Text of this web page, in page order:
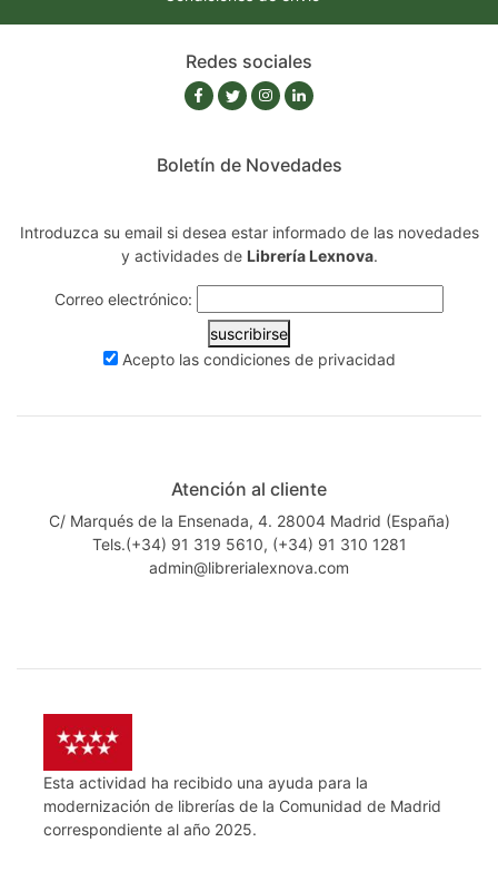
Redes sociales
Boletín de Novedades
Introduzca su email si desea estar informado de las novedades
y actividades de Librería Lexnova.
Correo electrónico:
suscribirse
Acepto las condiciones de privacidad
Atención al cliente
C/ Marqués de la Ensenada, 4. 28004 Madrid (España)
Tels.(+34) 91 319 5610, (+34) 91 310 1281
admin@librerialexnova.com
Esta actividad ha recibido una ayuda para la
modernización de librerías de la Comunidad de Madrid
correspondiente al año 2025.